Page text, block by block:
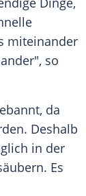
miteinander
so
da
Deshalb
in der
Es